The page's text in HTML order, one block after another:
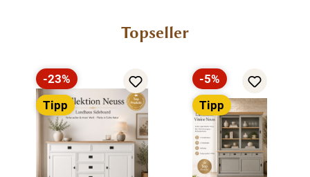
Produktgalerie überspringen
Topseller
Rabatt
-23%
Tipp
Rabatt
-5%
Tipp